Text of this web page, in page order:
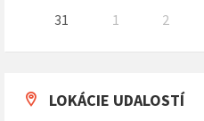
31
1 2
na
dni
LOKÁCIE UDALOSTÍ